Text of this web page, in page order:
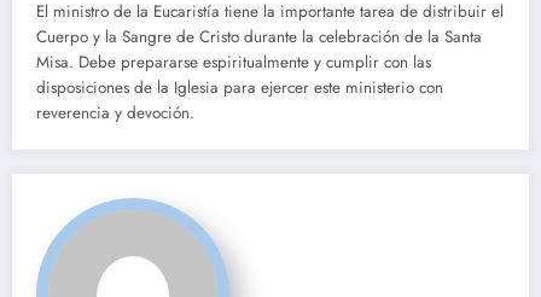
El ministro de la Eucaristía tiene la importante tarea de distribuir el
Cuerpo y la Sangre de Cristo durante la celebración de la Santa
Misa. Debe prepararse espiritualmente y cumplir con las
disposiciones de la Iglesia para ejercer este ministerio con
reverencia y devoción.